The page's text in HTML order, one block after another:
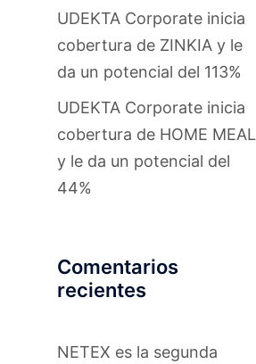
UDEKTA Corporate inicia
cobertura de ZINKIA y le
da un potencial del 113%
UDEKTA Corporate inicia
cobertura de HOME MEAL
y le da un potencial del
44%
Comentarios
recientes
NETEX es la segunda